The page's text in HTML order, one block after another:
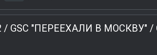
/ GSC "ПЕРЕЕХАЛИ В